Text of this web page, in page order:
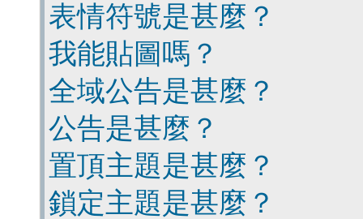
表情符號是甚麼？
我能貼圖嗎？
全域公告是甚麼？
公告是甚麼？
置頂主題是甚麼？
鎖定主題是甚麼？